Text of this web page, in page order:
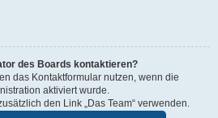
des Boards kontaktieren?
das Kontaktformular nutzen, wenn die
aktiviert wurde.
den Link „Das Team“ verwenden.